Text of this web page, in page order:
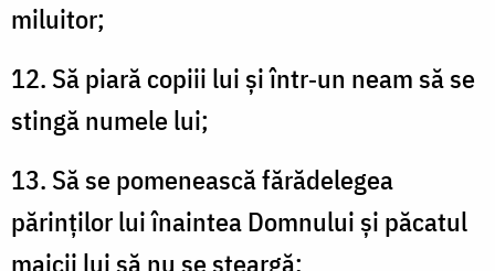
miluitor;
12. Să piară copiii lui și într‑un neam să se
stingă numele lui;
13. Să se pomenească fărădelegea
părinților lui înaintea Domnului și păcatul
maicii lui să nu se șteargă;